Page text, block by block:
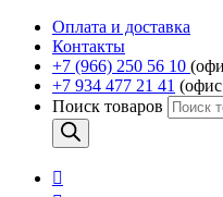
Оплата и доставка
Контакты
+7 (966) 250 56 10
+7 934 477 21 41
Поиск товаров